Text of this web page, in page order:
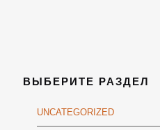
ВЫБЕРИТЕ РАЗДЕЛ
UNCATEGORIZED